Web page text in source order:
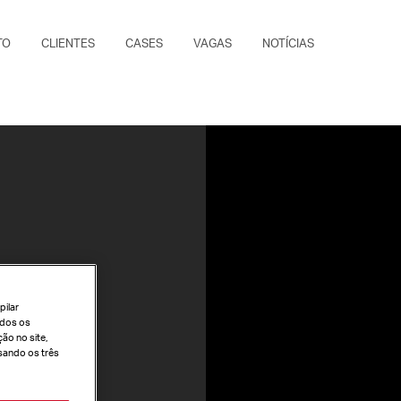
CLIENTES CASES VAGAS NOTÍCIAS
os
no site,
os três